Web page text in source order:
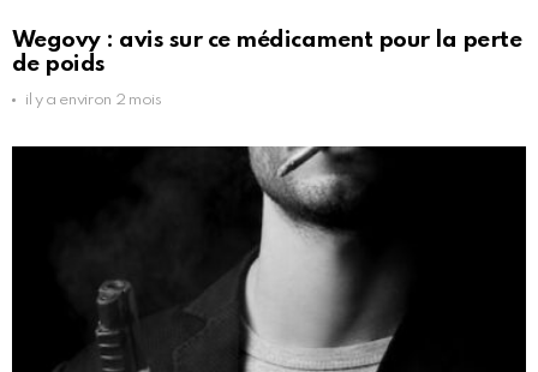
Wegovy : avis sur ce médicament pour la perte
de poids
il y a environ 2 mois